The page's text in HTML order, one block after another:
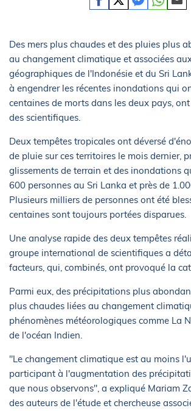
Des mers plus chaudes et des pluies plus
au changement climatique et associées
géographiques de l'Indonésie et du Sri
à engendrer les récentes inondations qui
centaines de morts dans les deux pays,
des scientifiques.
Deux tempêtes tropicales ont déversé
de pluie sur ces territoires le mois dernier,
glissements de terrain et des inondations
600 personnes au Sri Lanka et près de
Plusieurs milliers de personnes ont été
centaines sont toujours portées disparues.
Une analyse rapide des deux tempêtes
groupe international de scientifiques a
facteurs, qui, combinés, ont provoqué la
Parmi eux, des précipitations plus
plus chaudes liées au changement
phénomènes météorologiques comme La
de l'océan Indien.
"Le changement climatique est au moins
participant à l'augmentation des
que nous observons", a expliqué Mariam
des auteurs de l'étude et chercheuse